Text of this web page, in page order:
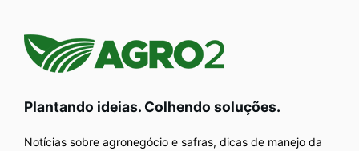
Plantando ideias. Colhendo soluções.
Notícias sobre agronegócio e safras, dicas de manejo da